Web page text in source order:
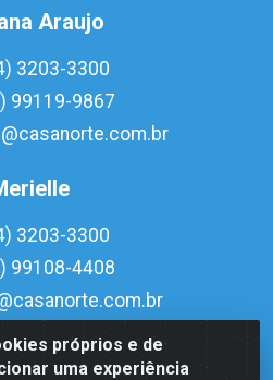
próprios e de
uma experiência
Araujo
3203-3300
99119-9867
3203-3300
99108-4408
Mário Câmara, 1815 -